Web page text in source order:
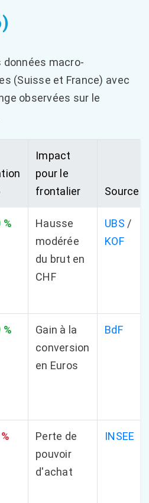
données macro-
(Suisse et France) avec
observées sur le
Impact
pour le
frontalier
Source
%
Hausse
modérée
du brut en
CHF
UBS /
KOF
%
Gain à la
conversion
en Euros
BdF
Perte de
pouvoir
d'achat
INSEE